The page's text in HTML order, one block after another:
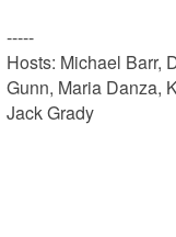
-----
Hosts: Michael Barr,
Gunn, Maria Danza,
Jack Grady